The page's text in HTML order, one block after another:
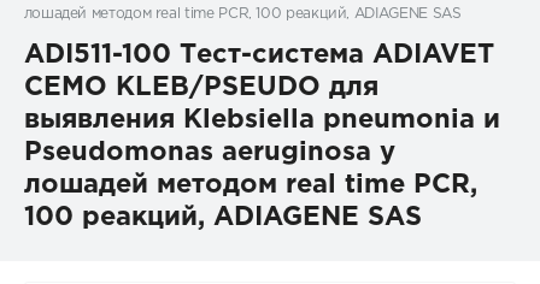
лошадей методом real time PCR, 100 реакций, ADIAGENE SAS
ADI511-100 Тест-система ADIAVET
CEMO KLEB/PSEUDO для
выявления Klebsiella pneumonia и
Pseudomonas aeruginosa у
лошадей методом real time PCR,
100 реакций, ADIAGENE SAS